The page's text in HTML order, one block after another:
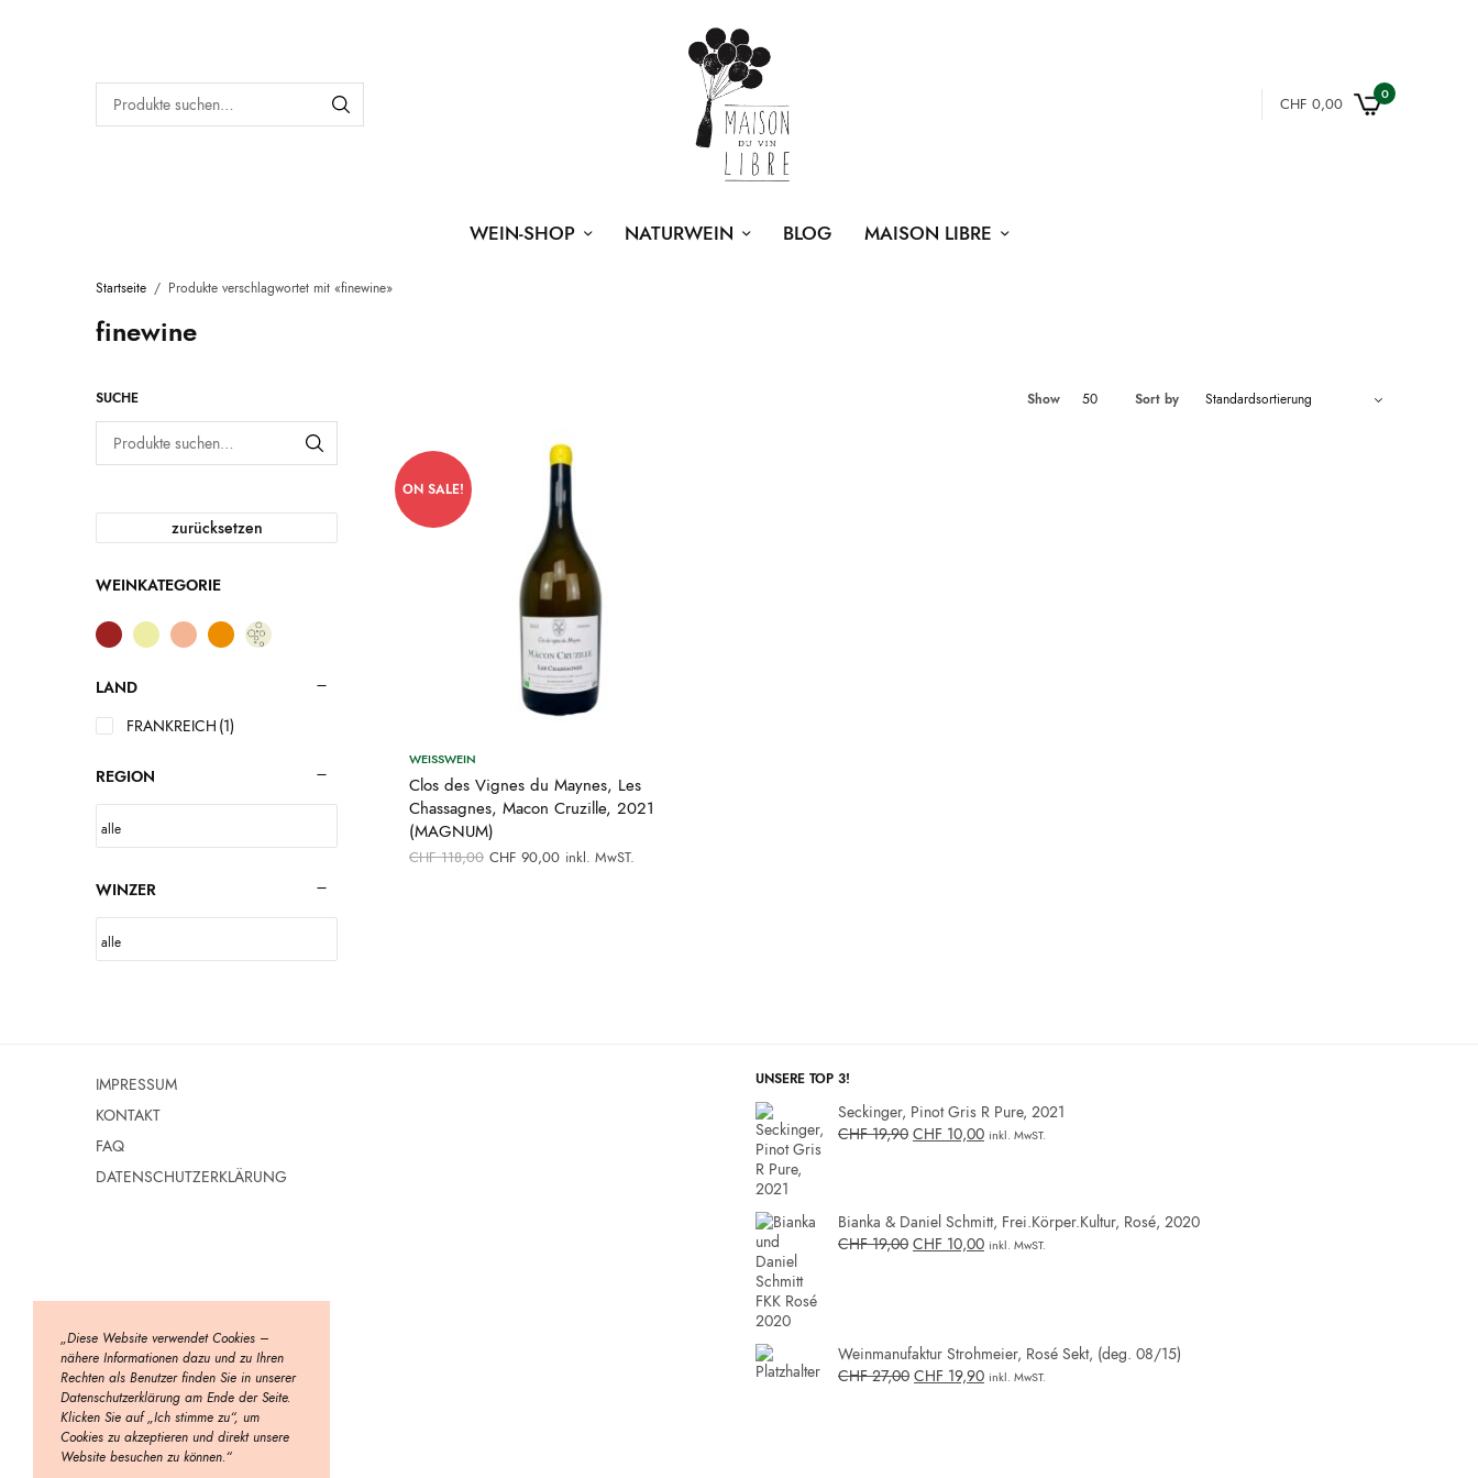
CHF 0,00
0
WEIN-SHOP NATURWEIN BLOG MAISON LIBRE
Startseite / Produkte verschlagwortet mit «finewine»
finewine
SUCHE
zurücksetzen
WEINKATEGORIE
LAND
FRANKREICH (1)
REGION
WINZER
Show 50 Sort by
ON SALE!
WEISSWEIN
Clos des Vignes du Maynes, Les
Chassagnes, Macon Cruzille, 2021
(MAGNUM)
CHF118,00 Ursprünglicher
Preis war:
CHF 90,00Aktueller
inkl. MwST.
IMPRESSUM
KONTAKT
FAQ
DATENSCHUTZERKLÄRUNG
UNSERE TOP 3!
Seckinger, Pinot Gris R Pure, 2021
CHF19,90 CHF 10,00 inkl. MwST.
Bianka & Daniel Schmitt, Frei.Körper.Kultur, Rosé, 2020
CHF19,00 CHF 10,00 inkl. MwST.
Weinmanufaktur Strohmeier, Rosé Sekt, (deg. 08/15)
CHF27,00 CHF 19,90 inkl. MwST.
„Diese Website verwendet Cookies –
nähere Informationen dazu und zu Ihren
Rechten als Benutzer finden Sie in unserer
Datenschutzerklärung am Ende der Seite.
Klicken Sie auf „Ich stimme zu“, um
Cookies zu akzeptieren und direkt unsere
Website besuchen zu können.“